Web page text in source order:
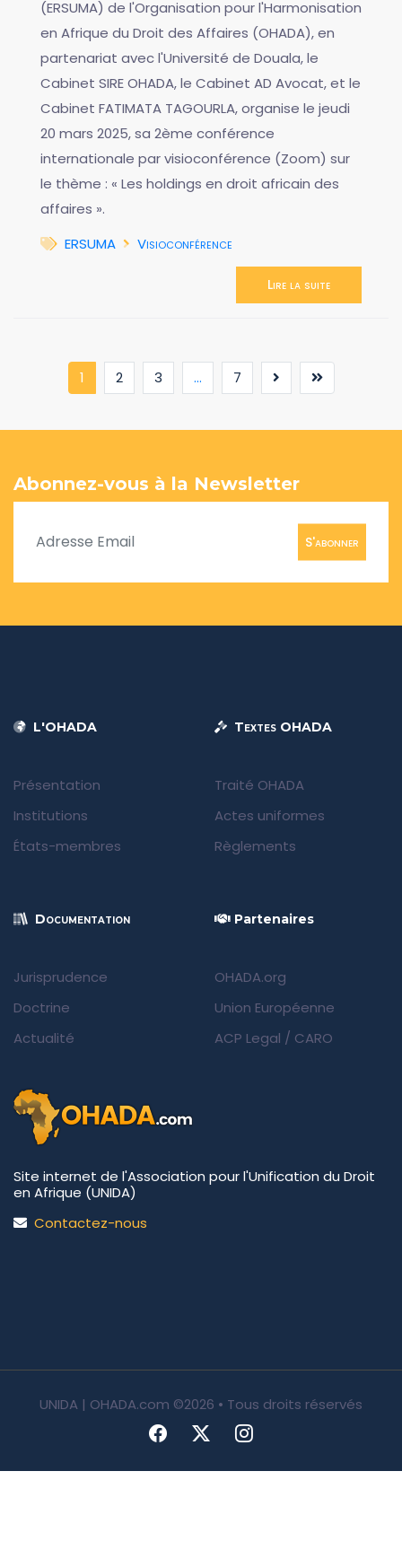
(ERSUMA) de l'Organisation pour l'Harmonisation
en Afrique du Droit des Affaires (OHADA), en
partenariat avec l'Université de Douala, le
Cabinet SIRE OHADA, le Cabinet AD Avocat, et le
Cabinet FATIMATA TAGOURLA, organise le jeudi
20 mars 2025, sa 2ème conférence
internationale par visioconférence (Zoom) sur
le thème : « Les holdings en droit africain des
affaires ».
ERSUMA
Visioconférence
Lire la suite
1 (current)
2 3 ... 7
Abonnez-vous à la Newsletter
S'abonner
L'OHADA
Présentation
Institutions
États-membres
Textes OHADA
Traité OHADA
Actes uniformes
Règlements
Documentation
Jurisprudence
Doctrine
Actualité
Partenaires
OHADA.org
Union Européenne
ACP Legal / CARO
Site internet de l'Association pour l'Unification du Droit
en Afrique (UNIDA)
Contactez-nous
UNIDA | OHADA.com ©2026 • Tous droits réservés